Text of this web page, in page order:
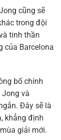
cũng sẽ
trong đội
tinh thần
của Barcelona
bố chính
Jong và
Đây sẽ là
khẳng định
giải mới.